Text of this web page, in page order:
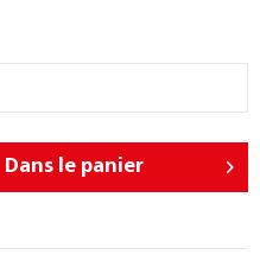
Dans le panier